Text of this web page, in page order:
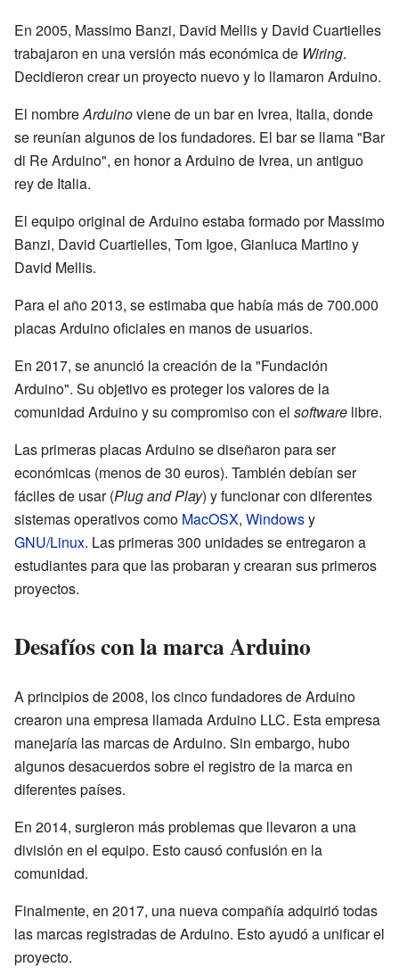
En 2005, Massimo Banzi, David Mellis y David Cuartielles
trabajaron en una versión más económica de Wiring.
Decidieron crear un proyecto nuevo y lo llamaron Arduino.
El nombreArduinoviene de un bar en Ivrea, Italia, donde
se reunían algunos de los fundadores. El bar se llama "Bar
di Re Arduino", en honor a Arduino de Ivrea, un antiguo
rey de Italia.
El equipo original de Arduino estaba formado por Massimo
Banzi, David Cuartielles, Tom Igoe, Gianluca Martino y
David Mellis.
Para el año 2013, se estimaba que había más de 700.000
placas Arduino oficiales en manos de usuarios.
En 2017, se anunció la creación de la "Fundación
Arduino". Su objetivo es proteger los valores de la
comunidad Arduino y su compromiso con el software libre.
Las primeras placas Arduino se diseñaron para ser
económicas (menos de 30 euros). También debían ser
fáciles de usar (Plug and Play) y funcionar con diferentes
sistemas operativos como MacOSX, Windowsy
GNU/Linux. Las primeras 300 unidades se entregaron a
estudiantes para que las probaran y crearan sus primeros
proyectos.
Desafíos con la marca Arduino
A principios de 2008, los cinco fundadores de Arduino
crearon una empresa llamada Arduino LLC. Esta empresa
manejaría las marcas de Arduino. Sin embargo, hubo
algunos desacuerdos sobre el registro de la marca en
diferentes países.
En 2014, surgieron más problemas que llevaron a una
división en el equipo. Esto causó confusión en la
comunidad.
Finalmente, en 2017, una nueva compañía adquirió todas
las marcas registradas de Arduino. Esto ayudó a unificar el
proyecto.